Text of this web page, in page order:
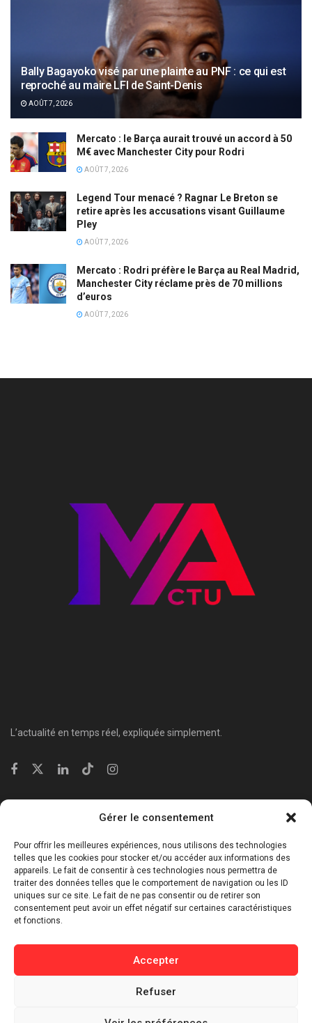
Gérer le consentement
Pour offrir les meilleures expériences, nous utilisons des technologies
telles que les cookies pour stocker et/ou accéder aux informations des
appareils. Le fait de consentir à ces technologies nous permettra de
traiter des données telles que le comportement de navigation ou les ID
uniques sur ce site. Le fait de ne pas consentir ou de retirer son
consentement peut avoir un effet négatif sur certaines caractéristiques
et fonctions.
Accepter
Refuser
Bally Bagayoko visé par une plainte au PNF : ce qui est
reproché au maire LFI de Saint-Denis
AOÛT 7, 2026
Mercato : le Barça aurait trouvé un accord à 50
M€ avec Manchester City pour Rodri
AOÛT 7, 2026
Legend Tour menacé ? Ragnar Le Breton se
retire après les accusations visant Guillaume
Pley
AOÛT 7, 2026
Mercato : Rodri préfère le Barça au Real Madrid,
Manchester City réclame près de 70 millions
d’euros
AOÛT 7, 2026
L’actualité en temps réel, expliquée simplement.
Économie & Business
⁠Culture & Divertissement
⁠Tech & Innovation
Sport
Buzz / Insolite
Informations